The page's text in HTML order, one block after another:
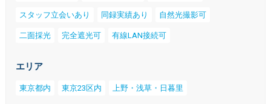
スタッフ立会いあり 同録実績あり 自然光撮影可
二面採光 完全遮光可 有線LAN接続可
エリア
東京都内 東京23区内 上野・浅草・日暮里